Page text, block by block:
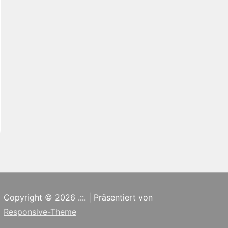
Copyright © 2026 .::.
| Präsentiert von
Responsive-Theme